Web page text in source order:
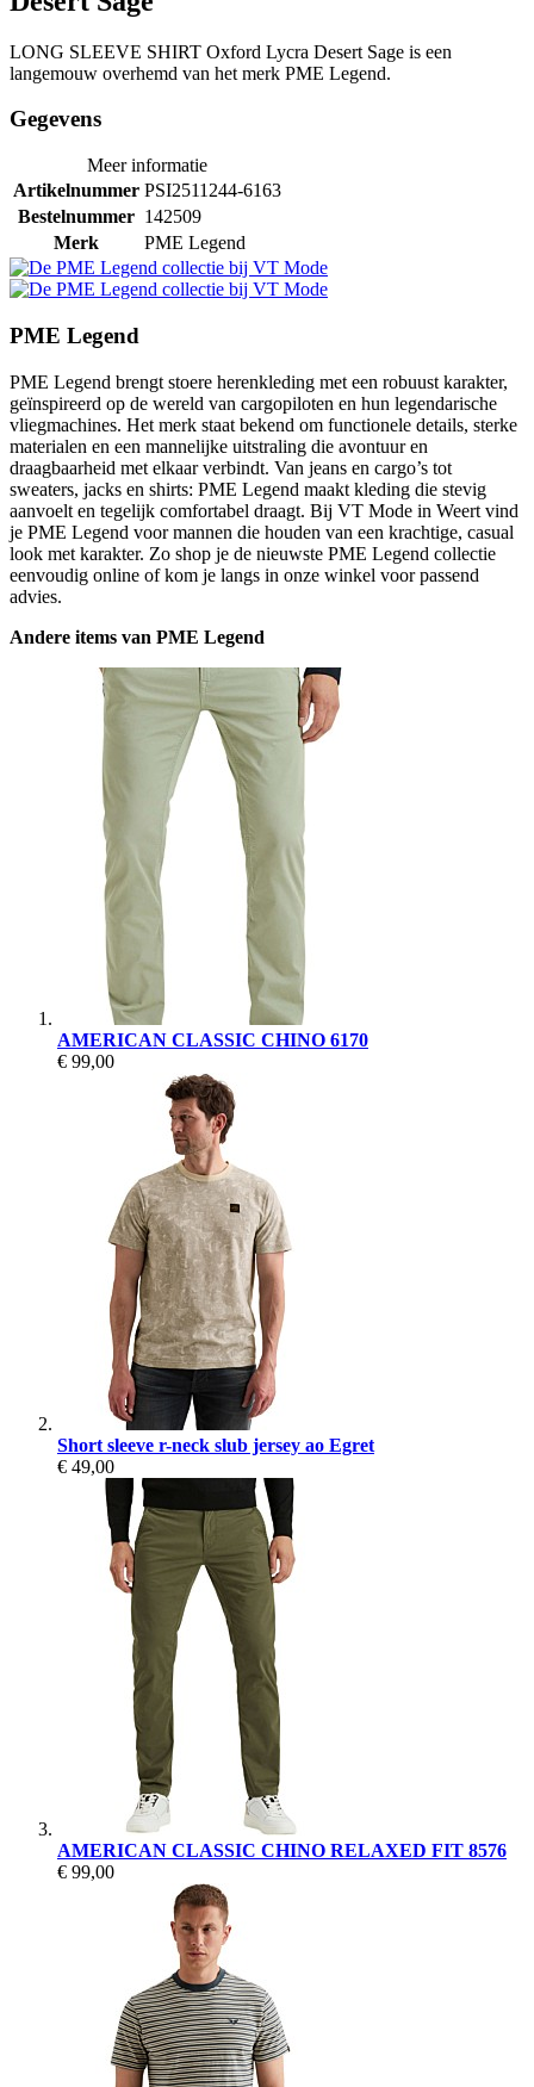
LONG SLEEVE SHIRT Oxford Lycra Desert Sage is een
langemouw overhemd van het merk PME Legend.
Gegevens
Meer informatie
Artikelnummer PSI2511244-6163
Bestelnummer 142509
Merk
PME Legend
PME Legend
PME Legend brengt stoere herenkleding met een robuust karakter,
geïnspireerd op de wereld van cargopiloten en hun legendarische
vliegmachines. Het merk staat bekend om functionele details, sterke
materialen en een mannelijke uitstraling die avontuur en
draagbaarheid met elkaar verbindt. Van jeans en cargo’s tot
sweaters, jacks en shirts: PME Legend maakt kleding die stevig
aanvoelt en tegelijk comfortabel draagt. Bij VT Mode in Weert vind
je PME Legend voor mannen die houden van een krachtige, casual
look met karakter. Zo shop je de nieuwste PME Legend collectie
eenvoudig online of kom je langs in onze winkel voor passend
advies.
Andere items van PME Legend
AMERICAN CLASSIC CHINO 6170
€ 99,00
Short sleeve r-neck slub jersey ao Egret
€ 49,00
AMERICAN CLASSIC CHINO RELAXED FIT 8576
€ 99,00